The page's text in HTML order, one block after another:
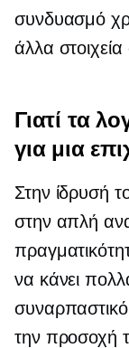
συνδυασμό
άλλα
Γιατί τα
για μια
Στην ίδρυσή
στην απλή
να κάνει
την προσοχή